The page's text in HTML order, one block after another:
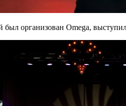
был организован Omega,